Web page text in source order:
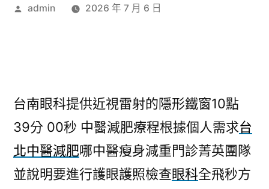
作
admin 2026 年 7 月 6 日
台南眼科提供近視雷射的隱形鐵窗10點
39分 00秒 中醫減肥療程根據個人需求台
北中醫減肥哪中醫瘦身減重門診菁英團隊
並說明要進行護眼護照檢查眼科全飛秒方